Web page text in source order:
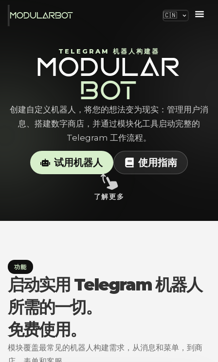
MODULARBOT 🇨🇳
TELEGRAM 机器人构建器
MODULAR
BOT
创建自定义机器人，将您的想法变为现实：管理用户消
息、搭建数字商店，并通过模块化工具启动完整的
Telegram 工作流程。
试用机器人 使用指南
了解更多
功能
启动实用 Telegram 机器人
所需的一切。
免费使用。
模块覆盖最常见的机器人构建需求，从消息和菜单，到商